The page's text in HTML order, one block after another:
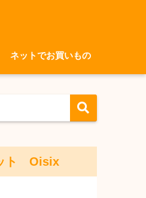
ネットでお買いもの
ト Oisix